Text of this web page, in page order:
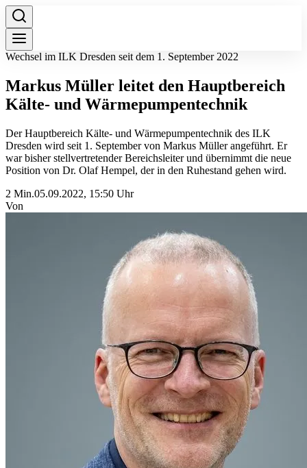
Wechsel im ILK Dresden seit dem 1. September 2022
Markus Müller leitet den Hauptbereich
Kälte- und Wärmepumpentechnik
Der Hauptbereich Kälte- und Wärmepumpentechnik des ILK
Dresden wird seit 1. September von Markus Müller angeführt. Er
war bisher stellvertretender Bereichsleiter und übernimmt die neue
Position von Dr. Olaf Hempel, der in den Ruhestand gehen wird.
2 Min.05.09.2022, 15:50 Uhr
Von